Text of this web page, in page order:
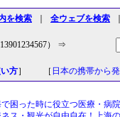
を検索 全ウェブを検索
） ⇒
方］ ［ 日本の携帯から
困った時に役立つ医療・病